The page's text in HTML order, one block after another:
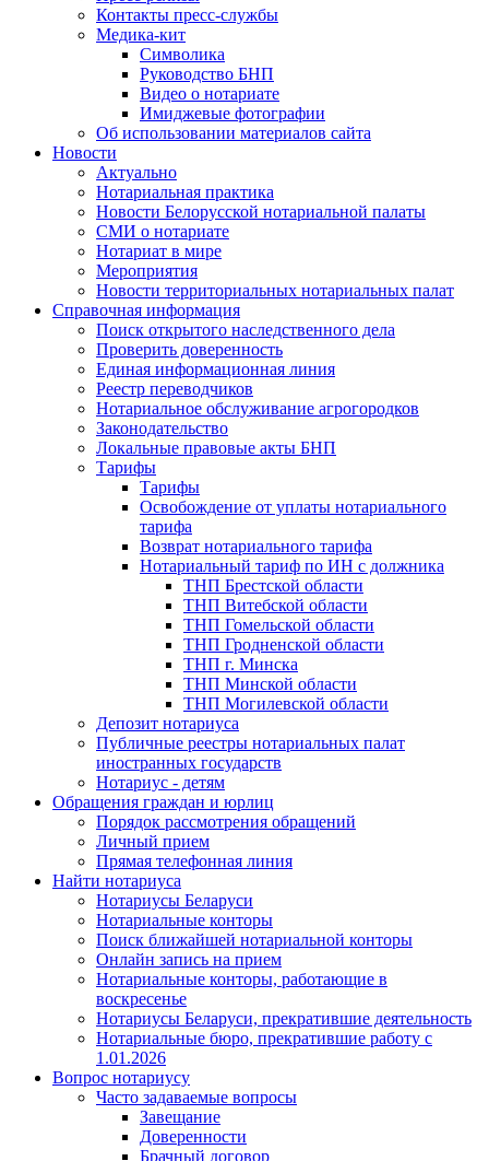
Контакты пресс-службы
Медика-кит
Символика
Руководство БНП
Видео о нотариате
Имиджевые фотографии
Об использовании материалов сайта
Новости
Актуально
Нотариальная практика
Новости Белорусской нотариальной палаты
СМИ о нотариате
Нотариат в мире
Мероприятия
Новости территориальных нотариальных палат
Справочная информация
Поиск открытого наследственного дела
Проверить доверенность
Единая информационная линия
Реестр переводчиков
Нотариальное обслуживание агрогородков
Законодательство
Локальные правовые акты БНП
Тарифы
Тарифы
Освобождение от уплаты нотариального
тарифа
Возврат нотариального тарифа
Нотариальный тариф по ИН с должника
ТНП Брестской области
ТНП Витебской области
ТНП Гомельской области
ТНП Гродненской области
ТНП г. Минска
ТНП Минской области
ТНП Могилевской области
Депозит нотариуса
Публичные реестры нотариальных палат
иностранных государств
Нотариус - детям
Обращения граждан и юрлиц
Порядок рассмотрения обращений
Личный прием
Прямая телефонная линия
Найти нотариуса
Нотариусы Беларуси
Нотариальные конторы
Поиск ближайшей нотариальной конторы
Онлайн запись на прием
Нотариальные конторы, работающие в
воскресенье
Нотариусы Беларуси, прекратившие деятельность
Нотариальные бюро, прекратившие работу с
1.01.2026
Вопрос нотариусу
Часто задаваемые вопросы
Завещание
Доверенности
Брачный договор